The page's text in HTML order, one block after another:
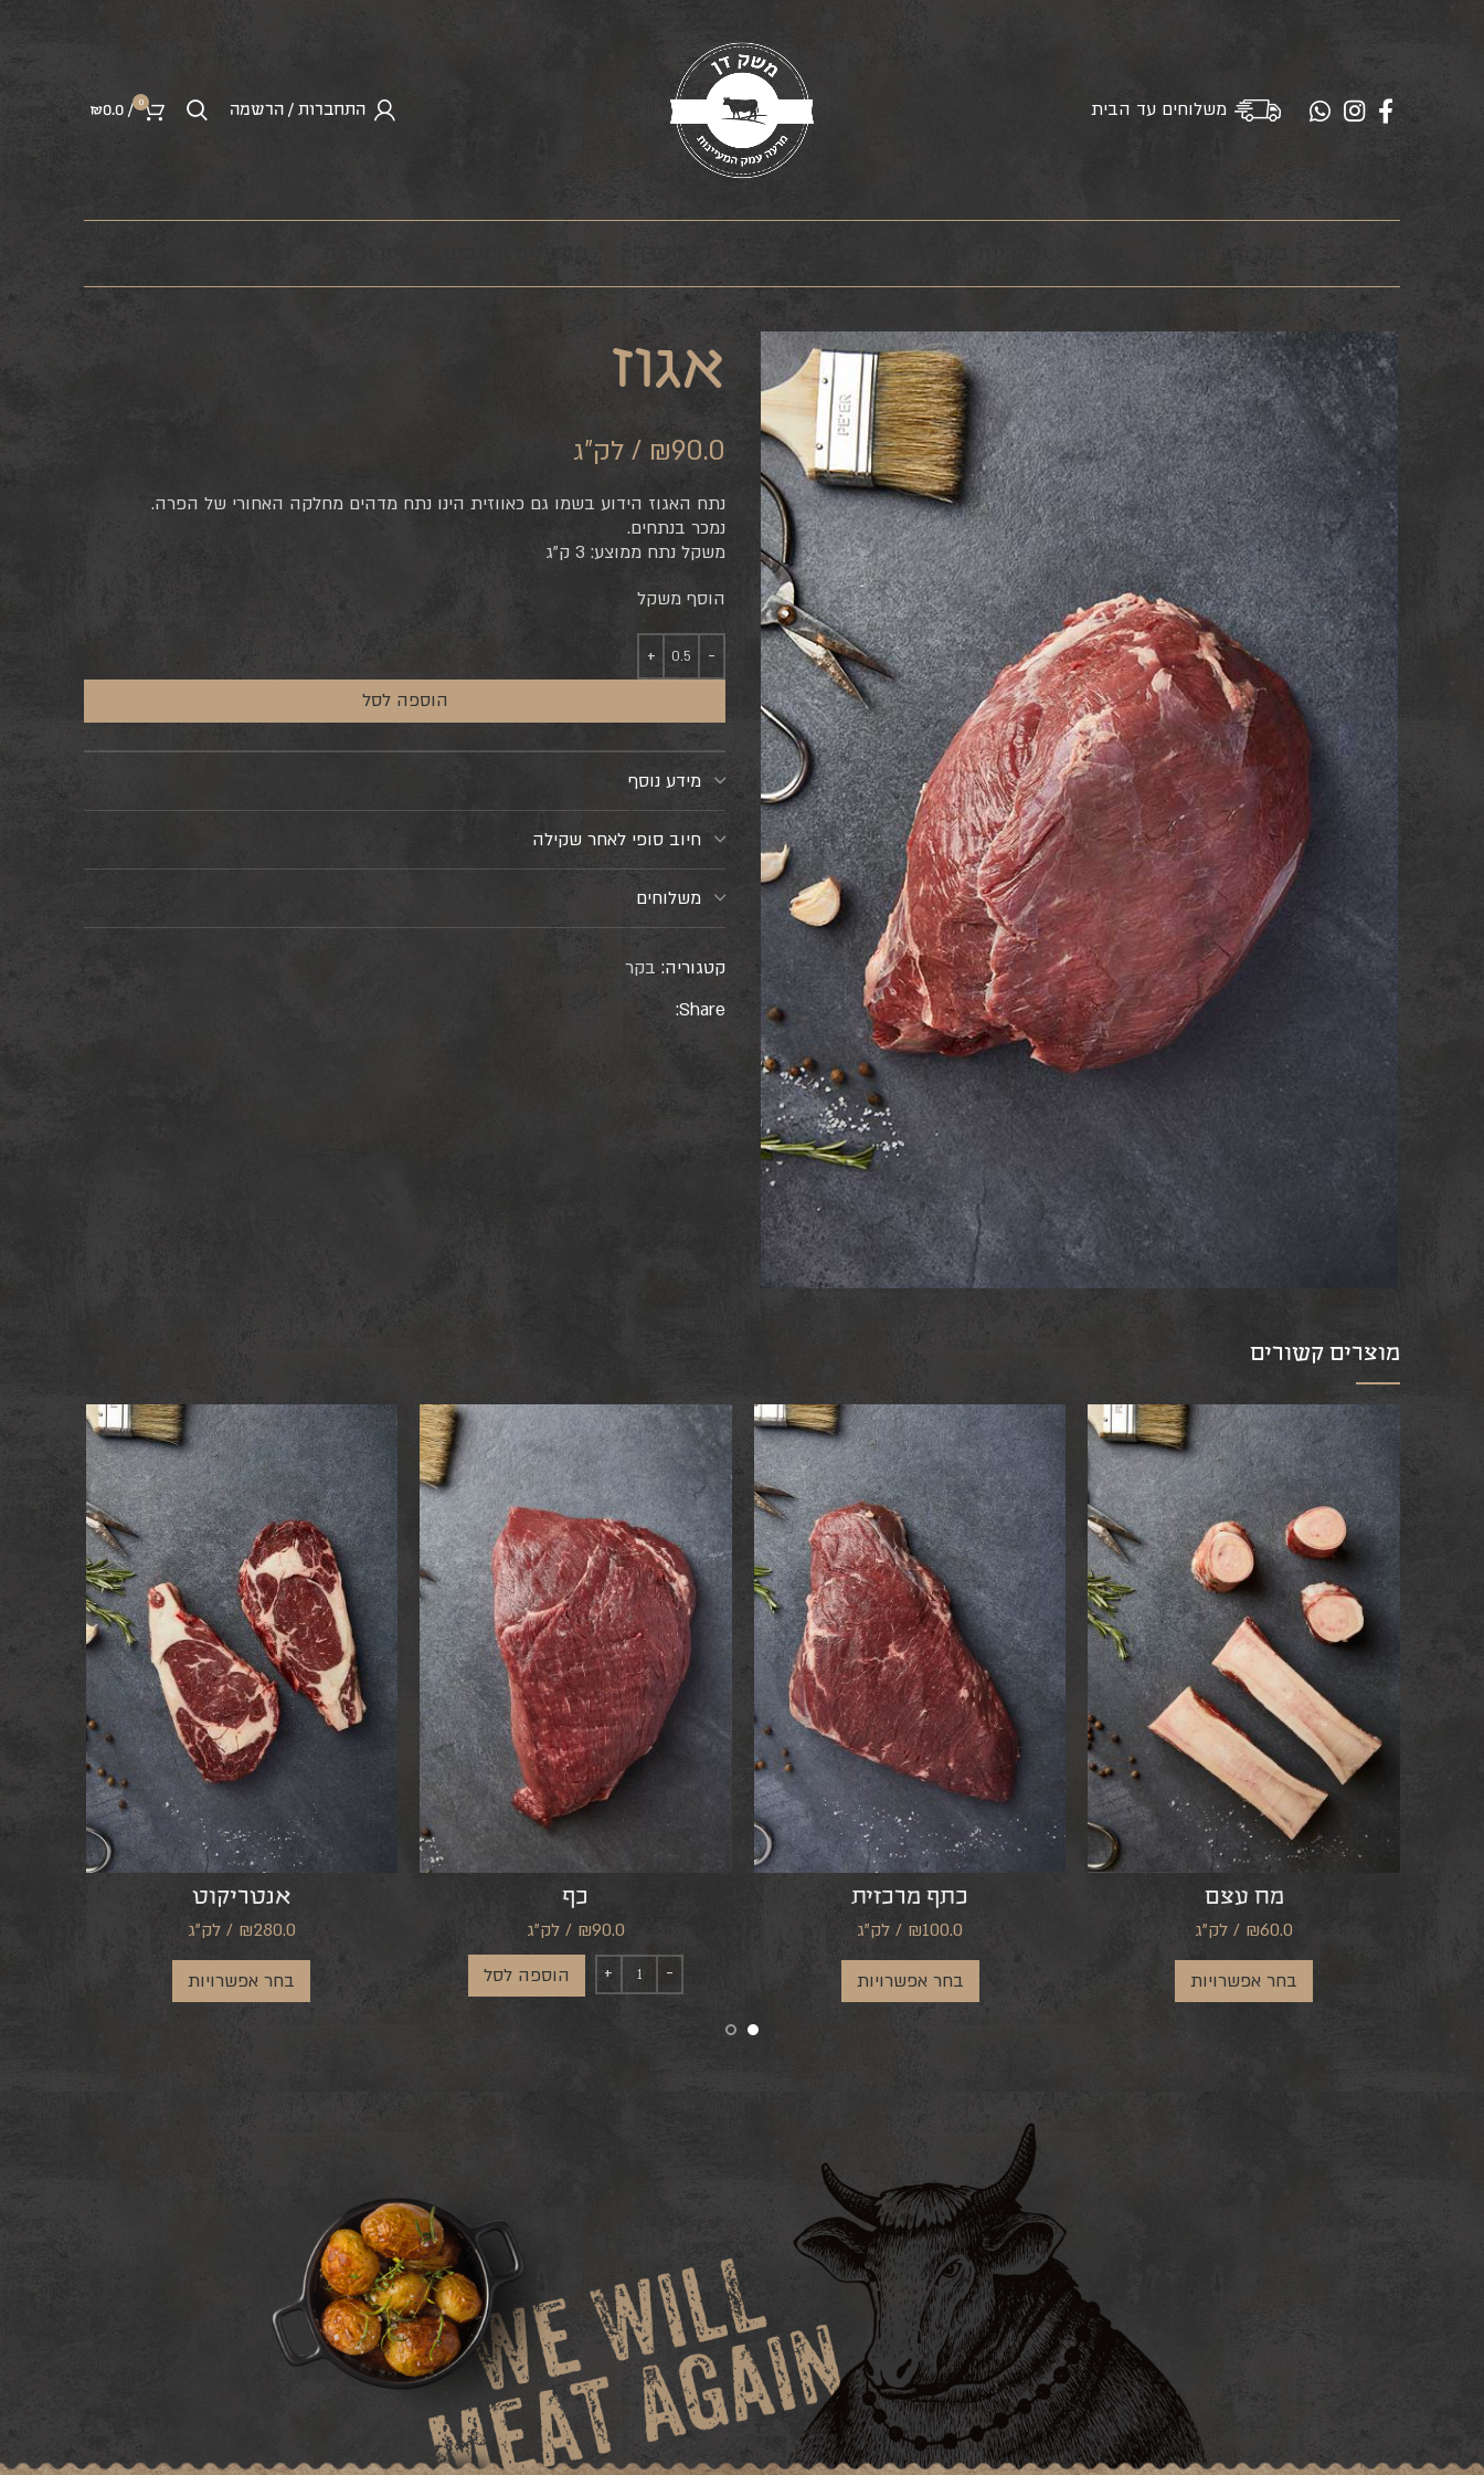
משלוחים עד הבית התחברות / הרשמה 0
/
₪0.0
אגוז
₪90.0 / לק"ג
נתח האגוז הידוע בשמו גם כאווזית הינו נתח מדהים מחלקה האחורי של הפרה.
נמכר בנתחים.
משקל נתח ממוצע: 3 ק”ג
הוסף משקל
הוספה לסל
מידע נוסף
חיוב סופי לאחר שקילה
משלוחים
קטגוריה: בקר
Share:
מוצרים קשורים
מח עצם
₪60.0 / לק"ג
בחר אפשרויות
כתף מרכזית
₪100.0 / לק"ג
בחר אפשרויות
כף
₪90.0 / לק"ג
הוספה לסל
אנטריקוט
₪280.0 / לק"ג
בחר אפשרויות